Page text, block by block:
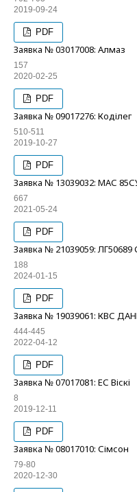
2019-09-24
PDF
Заявка № 03017008: Алмаз
157
2020-02-25
PDF
Заявка № 09017276: Коділег
510-511
2019-10-27
PDF
Заявка № 13039032: МАС
667
2021-05-24
PDF
Заявка № 21039059: ЛГ50689
188
2024-01-15
PDF
Заявка № 19039061: КВС
444-445
2022-04-12
PDF
Заявка № 07017081: ЕС Віскі
8
2019-12-11
PDF
Заявка № 08017010: Сімсон
79-80
2020-12-30